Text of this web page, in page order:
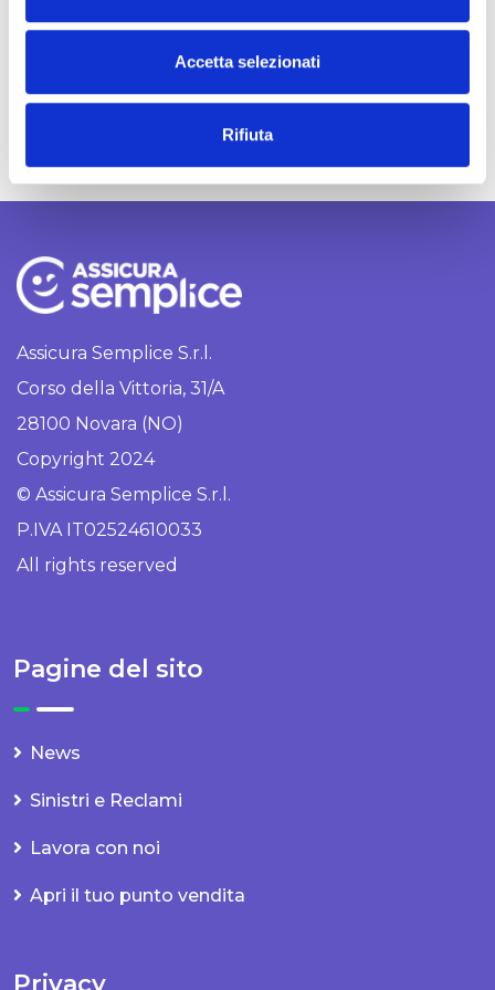
Accetta selezionati
Rifiuta
dell’Insurteche valorizzare il ruolo del broker
digitale come protagonista del cambiamento.
Assicura Semplice S.r.l.
Corso della Vittoria, 31/A
28100 Novara (NO)
Copyright 2024
© Assicura Semplice S.r.l.
P.IVA IT02524610033
All rights reserved
Pagine del sito
News
Sinistri e Reclami
Lavora con noi
Apri il tuo punto vendita
Privacy